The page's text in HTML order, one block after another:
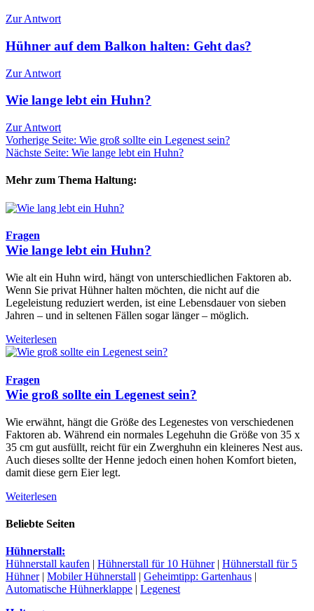
Zur Antwort
Hühner auf dem Balkon halten: Geht das?
Zur Antwort
Wie lange lebt ein Huhn?
Zur Antwort
Vorherige Seite: Wie groß sollte ein Legenest sein?
Nächste Seite: Wie lange lebt ein Huhn?
Mehr zum Thema Haltung:
Fragen
Wie lange lebt ein Huhn?
Wie alt ein Huhn wird, hängt von unterschiedlichen Faktoren ab.
Wenn Sie privat Hühner halten möchten, die nicht auf die
Legeleistung reduziert werden, ist eine Lebensdauer von sieben
Jahren – und in seltenen Fällen sogar länger – möglich.
Weiterlesen
Fragen
Wie groß sollte ein Legenest sein?
Wie erwähnt, hängt die Größe des Legenestes von verschiedenen
Faktoren ab. Während ein normales Legehuhn die Größe von 35 x
35 cm gut ausfüllt, reicht für ein Zwerghuhn ein kleineres Nest aus.
Auch dieses sollte der Henne jedoch einen hohen Komfort bieten,
damit diese gern Eier legt.
Weiterlesen
Beliebte Seiten
Hühnerstall:
Hühnerstall kaufen | Hühnerstall für 10 Hühner| Hühnerstall für 5
Hühner| Mobiler Hühnerstall | Geheimtipp: Gartenhaus |
Automatische Hühnerklappe | Legenest